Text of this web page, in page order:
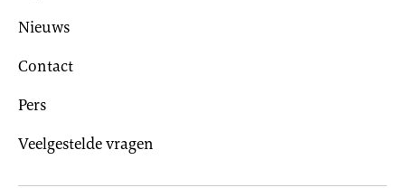
Nieuws
Contact
Pers
Veelgestelde vragen